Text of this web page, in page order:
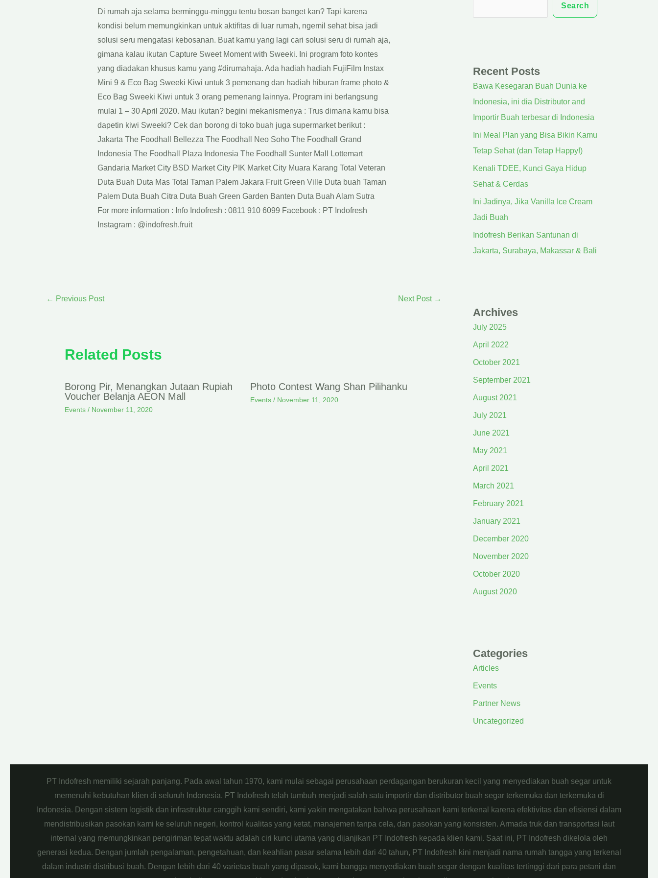
Di rumah aja selama berminggu-minggu tentu bosan banget kan? Tapi karena
kondisi belum memungkinkan untuk aktifitas di luar rumah, ngemil sehat bisa jadi
solusi seru mengatasi kebosanan. Buat kamu yang lagi cari solusi seru di rumah aja,
gimana kalau ikutan Capture Sweet Moment with Sweeki. Ini program foto kontes
yang diadakan khusus kamu yang #dirumahaja. Ada hadiah hadiah FujiFilm Instax
Mini 9 & Eco Bag Sweeki Kiwi untuk 3 pemenang dan hadiah hiburan frame photo &
Eco Bag Sweeki Kiwi untuk 3 orang pemenang lainnya. Program ini berlangsung
mulai 1 – 30 April 2020. Mau ikutan? begini mekanismenya : Trus dimana kamu bisa
dapetin kiwi Sweeki? Cek dan borong di toko buah juga supermarket berikut :
Jakarta The Foodhall Bellezza The Foodhall Neo Soho The Foodhall Grand
Indonesia The Foodhall Plaza Indonesia The Foodhall Sunter Mall Lottemart
Gandaria Market City BSD Market City PIK Market City Muara Karang Total Veteran
Duta Buah Duta Mas Total Taman Palem Jakara Fruit Green Ville Duta buah Taman
Palem Duta Buah Citra Duta Buah Green Garden Banten Duta Buah Alam Sutra
For more information : Info Indofresh : 0811 910 6099 Facebook : PT Indofresh
Instagram : @indofresh.fruit
← Previous Post Next Post →
Related Posts
Borong Pir, Menangkan Jutaan Rupiah
Voucher Belanja AEON Mall
Events / November 11, 2020
Photo Contest Wang Shan Pilihanku
Events/ November 11, 2020
Search
Recent Posts
Bawa Kesegaran Buah Dunia ke
Indonesia, ini dia Distributor and
Importir Buah terbesar di Indonesia
Ini Meal Plan yang Bisa Bikin Kamu
Tetap Sehat (dan Tetap Happy!)
Kenali TDEE, Kunci Gaya Hidup
Sehat & Cerdas
Ini Jadinya, Jika Vanilla Ice Cream
Jadi Buah
Indofresh Berikan Santunan di
Jakarta, Surabaya, Makassar & Bali
Archives
July 2025
April 2022
October 2021
September 2021
August 2021
July 2021
June 2021
May 2021
April 2021
March 2021
February 2021
January 2021
December 2020
November 2020
October 2020
August 2020
Categories
Articles
Events
Partner News
Uncategorized
PT Indofresh memiliki sejarah panjang. Pada awal tahun 1970, kami mulai sebagai perusahaan perdagangan berukuran kecil yang menyediakan buah segar untuk
memenuhi kebutuhan klien di seluruh Indonesia. PT Indofresh telah tumbuh menjadi salah satu importir dan distributor buah segar terkemuka dan terkemuka di
Indonesia. Dengan sistem logistik dan infrastruktur canggih kami sendiri, kami yakin mengatakan bahwa perusahaan kami terkenal karena efektivitas dan efisiensi dalam
mendistribusikan pasokan kami ke seluruh negeri, kontrol kualitas yang ketat, manajemen tanpa cela, dan pasokan yang konsisten. Armada truk dan transportasi laut
internal yang memungkinkan pengiriman tepat waktu adalah ciri kunci utama yang dijanjikan PT Indofresh kepada klien kami. Saat ini, PT Indofresh dikelola oleh
generasi kedua. Dengan jumlah pengalaman, pengetahuan, dan keahlian pasar selama lebih dari 40 tahun, PT Indofresh kini menjadi nama rumah tangga yang terkenal
dalam industri distribusi buah. Dengan lebih dari 40 varietas buah yang dipasok, kami bangga menyediakan buah segar dengan kualitas tertinggi dari para petani dan